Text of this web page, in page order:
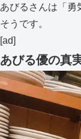
あびるさんは「勇
そうです。
[ad]
あびる優の真